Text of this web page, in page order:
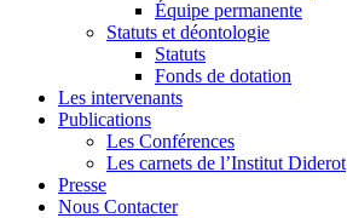
Équipe permanente
Statuts et déontologie
Statuts
Fonds de dotation
Les intervenants
Publications
Les Conférences
Les carnets de l’Institut Diderot
Presse
Nous Contacter